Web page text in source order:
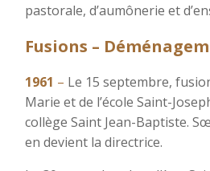
pastorale, d’aumônerie et
Fusions –
1961 – Le 15 septembre,
Marie et de l’école Saint-
collège Saint Jean-Baptiste.
en devient la directrice.